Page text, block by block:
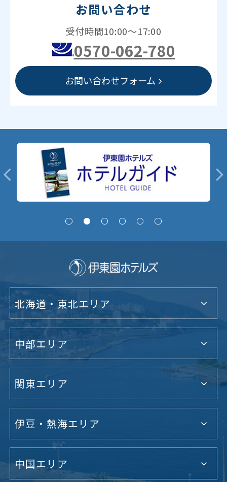
お問い合わせ
受付時間10:00～17:00
0570-062-780
お問い合わせフォーム
北海道・東北エリア
中部エリア
関東エリア
伊豆・熱海エリア
中国エリア